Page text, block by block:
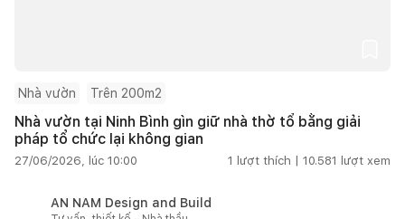
Nhà vườn Trên 200m2
Nhà vườn tại Ninh Bình gìn giữ nhà thờ tổ bằng giải
pháp tổ chức lại không gian
27/06/2026, lúc 10:00 1 lượt thích | 10.581 lượt xem
AN NAM Design and Build